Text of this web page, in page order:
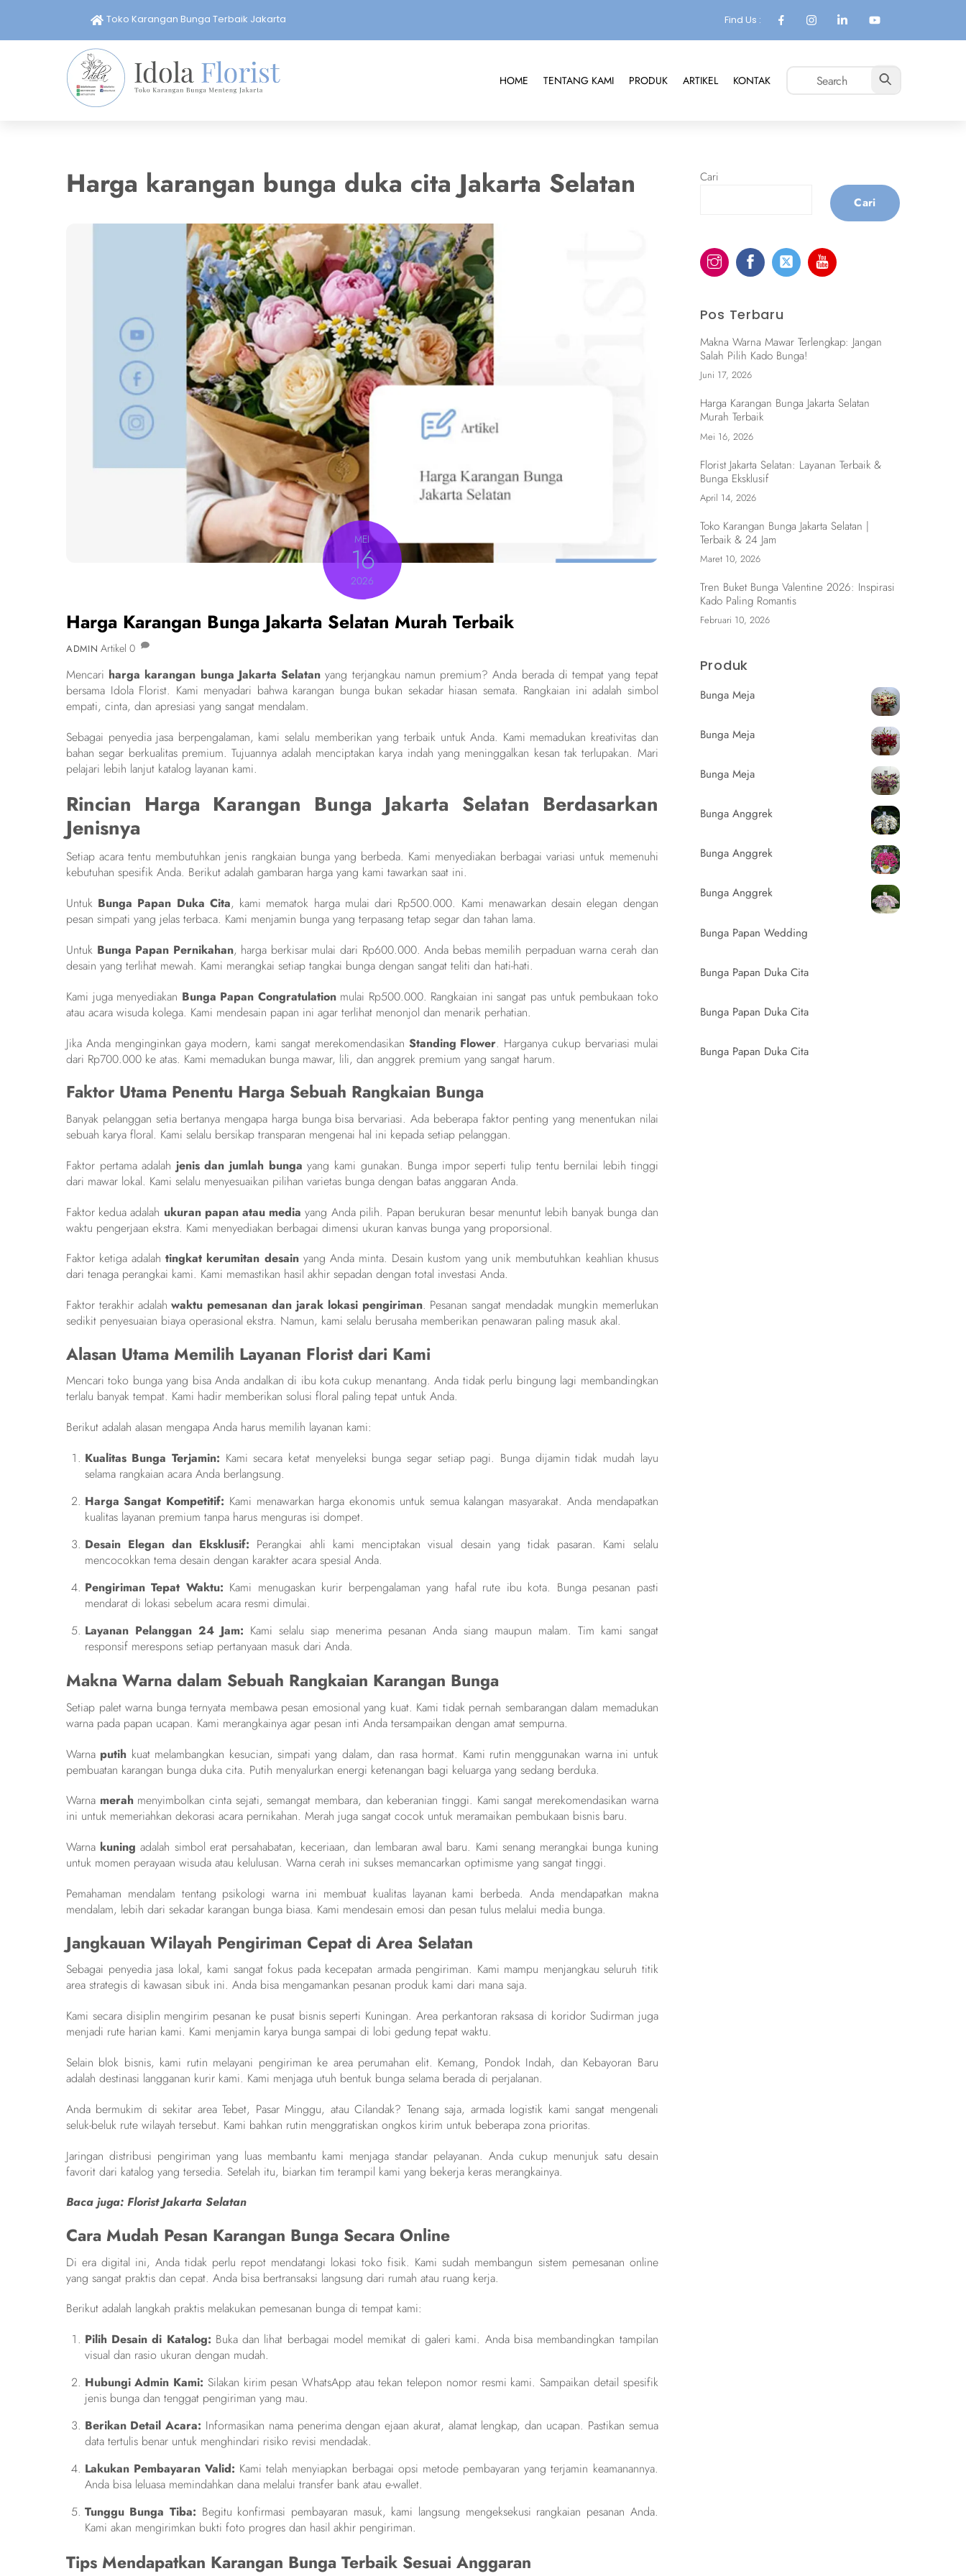
content
Toko Karangan Bunga Terbaik Jakarta Find Us :
HOME TENTANG KAMI PRODUK ARTIKEL KONTAK
Harga karangan bunga duka cita Jakarta Selatan
MEI
16
2026
Harga Karangan Bunga Jakarta Selatan Murah Terbaik
ADMIN Artikel 0
Mencari harga karangan bunga Jakarta Selatan yang terjangkau namun premium? Anda berada di tempat yang tepat
bersama Idola Florist. Kami menyadari bahwa karangan bunga bukan sekadar hiasan semata. Rangkaian ini adalah simbol
empati, cinta, dan apresiasi yang sangat mendalam.
Sebagai penyedia jasa berpengalaman, kami selalu memberikan yang terbaik untuk Anda. Kami memadukan kreativitas dan
bahan segar berkualitas premium. Tujuannya adalah menciptakan karya indah yang meninggalkan kesan tak terlupakan. Mari
pelajari lebih lanjut katalog layanan kami.
Rincian Harga Karangan Bunga Jakarta Selatan Berdasarkan
Jenisnya
Setiap acara tentu membutuhkan jenis rangkaian bunga yang berbeda. Kami menyediakan berbagai variasi untuk memenuhi
kebutuhan spesifik Anda. Berikut adalah gambaran harga yang kami tawarkan saat ini.
Untuk Bunga Papan Duka Cita, kami mematok harga mulai dari Rp500.000. Kami menawarkan desain elegan dengan
pesan simpati yang jelas terbaca. Kami menjamin bunga yang terpasang tetap segar dan tahan lama.
Untuk Bunga Papan Pernikahan, harga berkisar mulai dari Rp600.000. Anda bebas memilih perpaduan warna cerah dan
desain yang terlihat mewah. Kami merangkai setiap tangkai bunga dengan sangat teliti dan hati-hati.
Kami juga menyediakan Bunga Papan Congratulationmulai Rp500.000. Rangkaian ini sangat pas untuk pembukaan toko
atau acara wisuda kolega. Kami mendesain papan ini agar terlihat menonjol dan menarik perhatian.
Jika Anda menginginkan gaya modern, kami sangat merekomendasikan Standing Flower. Harganya cukup bervariasi mulai
dari Rp700.000 ke atas. Kami memadukan bunga mawar, lili, dan anggrek premium yang sangat harum.
Faktor Utama Penentu Harga Sebuah Rangkaian Bunga
Banyak pelanggan setia bertanya mengapa harga bunga bisa bervariasi. Ada beberapa faktor penting yang menentukan nilai
sebuah karya floral. Kami selalu bersikap transparan mengenai hal ini kepada setiap pelanggan.
Faktor pertama adalah jenis dan jumlah bunga yang kami gunakan. Bunga impor seperti tulip tentu bernilai lebih tinggi
dari mawar lokal. Kami selalu menyesuaikan pilihan varietas bunga dengan batas anggaran Anda.
Faktor kedua adalah ukuran papan atau media yang Anda pilih. Papan berukuran besar menuntut lebih banyak bunga dan
waktu pengerjaan ekstra. Kami menyediakan berbagai dimensi ukuran kanvas bunga yang proporsional.
Faktor ketiga adalahtingkat kerumitan desainyang Anda minta. Desain kustom yang unik membutuhkan keahlian khusus
dari tenaga perangkai kami. Kami memastikan hasil akhir sepadan dengan total investasi Anda.
Faktor terakhir adalahwaktu pemesanan dan jarak lokasi pengiriman. Pesanan sangat mendadak mungkin memerlukan
sedikit penyesuaian biaya operasional ekstra. Namun, kami selalu berusaha memberikan penawaran paling masuk akal.
Alasan Utama Memilih Layanan Florist dari Kami
Mencari toko bunga yang bisa Anda andalkan di ibu kota cukup menantang. Anda tidak perlu bingung lagi membandingkan
terlalu banyak tempat. Kami hadir memberikan solusi floral paling tepat untuk Anda.
Berikut adalah alasan mengapa Anda harus memilih layanan kami:
Kualitas Bunga Terjamin: Kami secara ketat menyeleksi bunga segar setiap pagi. Bunga dijamin tidak mudah layu
selama rangkaian acara Anda berlangsung.
Harga Sangat Kompetitif: Kami menawarkan harga ekonomis untuk semua kalangan masyarakat. Anda mendapatkan
kualitas layanan premium tanpa harus menguras isi dompet.
Desain Elegan dan Eksklusif: Perangkai ahli kami menciptakan visual desain yang tidak pasaran. Kami selalu
mencocokkan tema desain dengan karakter acara spesial Anda.
Pengiriman Tepat Waktu: Kami menugaskan kurir berpengalaman yang hafal rute ibu kota. Bunga pesanan pasti
mendarat di lokasi sebelum acara resmi dimulai.
Layanan Pelanggan 24 Jam: Kami selalu siap menerima pesanan Anda siang maupun malam. Tim kami sangat
responsif merespons setiap pertanyaan masuk dari Anda.
Makna Warna dalam Sebuah Rangkaian Karangan Bunga
Setiap palet warna bunga ternyata membawa pesan emosional yang kuat. Kami tidak pernah sembarangan dalam memadukan
warna pada papan ucapan. Kami merangkainya agar pesan inti Anda tersampaikan dengan amat sempurna.
Warna putih kuat melambangkan kesucian, simpati yang dalam, dan rasa hormat. Kami rutin menggunakan warna ini untuk
pembuatan karangan bunga duka cita. Putih menyalurkan energi ketenangan bagi keluarga yang sedang berduka.
Warna merahmenyimbolkan cinta sejati, semangat membara, dan keberanian tinggi. Kami sangat merekomendasikan warna
ini untuk memeriahkan dekorasi acara pernikahan. Merah juga sangat cocok untuk meramaikan pembukaan bisnis baru.
Warna kuning adalah simbol erat persahabatan, keceriaan, dan lembaran awal baru. Kami senang merangkai bunga kuning
untuk momen perayaan wisuda atau kelulusan. Warna cerah ini sukses memancarkan optimisme yang sangat tinggi.
Pemahaman mendalam tentang psikologi warna ini membuat kualitas layanan kami berbeda. Anda mendapatkan makna
mendalam, lebih dari sekadar karangan bunga biasa. Kami mendesain emosi dan pesan tulus melalui media bunga.
Jangkauan Wilayah Pengiriman Cepat di Area Selatan
Sebagai penyedia jasa lokal, kami sangat fokus pada kecepatan armada pengiriman. Kami mampu menjangkau seluruh titik
area strategis di kawasan sibuk ini. Anda bisa mengamankan pesanan produk kami dari mana saja.
Kami secara disiplin mengirim pesanan ke pusat bisnis seperti Kuningan. Area perkantoran raksasa di koridor Sudirman juga
menjadi rute harian kami. Kami menjamin karya bunga sampai di lobi gedung tepat waktu.
Selain blok bisnis, kami rutin melayani pengiriman ke area perumahan elit. Kemang, Pondok Indah, dan Kebayoran Baru
adalah destinasi langganan kurir kami. Kami menjaga utuh bentuk bunga selama berada di perjalanan.
Anda bermukim di sekitar area Tebet, Pasar Minggu, atau Cilandak? Tenang saja, armada logistik kami sangat mengenali
seluk-beluk rute wilayah tersebut. Kami bahkan rutin menggratiskan ongkos kirim untuk beberapa zona prioritas.
Jaringan distribusi pengiriman yang luas membantu kami menjaga standar pelayanan. Anda cukup menunjuk satu desain
favorit dari katalog yang tersedia. Setelah itu, biarkan tim terampil kami yang bekerja keras merangkainya.
Baca juga: Florist Jakarta Selatan
Cara Mudah Pesan Karangan Bunga Secara Online
Di era digital ini, Anda tidak perlu repot mendatangi lokasi toko fisik. Kami sudah membangun sistem pemesanan online
yang sangat praktis dan cepat. Anda bisa bertransaksi langsung dari rumah atau ruang kerja.
Berikut adalah langkah praktis melakukan pemesanan bunga di tempat kami:
Pilih Desain di Katalog: Buka dan lihat berbagai model memikat di galeri kami. Anda bisa membandingkan tampilan
visual dan rasio ukuran dengan mudah.
Hubungi Admin Kami: Silakan kirim pesan WhatsApp atau tekan telepon nomor resmi kami. Sampaikan detail spesifik
jenis bunga dan tenggat pengiriman yang mau.
Berikan Detail Acara: Informasikan nama penerima dengan ejaan akurat, alamat lengkap, dan ucapan. Pastikan semua
data tertulis benar untuk menghindari risiko revisi mendadak.
Lakukan Pembayaran Valid: Kami telah menyiapkan berbagai opsi metode pembayaran yang terjamin keamanannya.
Anda bisa leluasa memindahkan dana melalui transfer bank atau e-wallet.
Tunggu Bunga Tiba: Begitu konfirmasi pembayaran masuk, kami langsung mengeksekusi rangkaian pesanan Anda.
Kami akan mengirimkan bukti foto progres dan hasil akhir pengiriman.
Tips Mendapatkan Karangan Bunga Terbaik Sesuai Anggaran
Cari
Cari
Pos Terbaru
Makna Warna Mawar Terlengkap: Jangan
Salah Pilih Kado Bunga!
Juni 17, 2026
Harga Karangan Bunga Jakarta Selatan
Murah Terbaik
Mei 16, 2026
Florist Jakarta Selatan: Layanan Terbaik &
Bunga Eksklusif
April 14, 2026
Toko Karangan Bunga Jakarta Selatan |
Terbaik & 24 Jam
Maret 10, 2026
Tren Buket Bunga Valentine 2026: Inspirasi
Kado Paling Romantis
Februari 10, 2026
Produk
Bunga Meja
Bunga Meja
Bunga Meja
Bunga Anggrek
Bunga Anggrek
Bunga Anggrek
Bunga Papan Wedding
Bunga Papan Duka Cita
Bunga Papan Duka Cita
Bunga Papan Duka Cita